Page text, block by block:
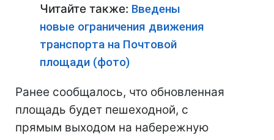
Читайте также: Введены
новые ограничения движения
транспорта на Почтовой
площади (фото)
Ранее сообщалось, что обновленная
площадь будет пешеходной, с
прямым выходом на набережную